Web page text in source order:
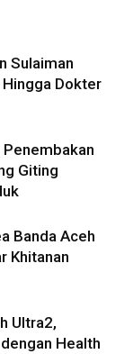
Sulaiman
Hingga Dokter
Giting
Banda Aceh
Khitanan
Ultra2,
Health